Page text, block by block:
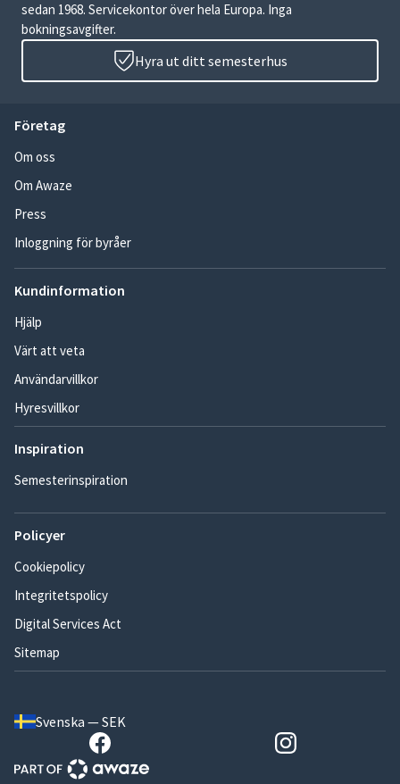
sedan 1968. Servicekontor över hela Europa. Inga
bokningsavgifter.
Hyra ut ditt semesterhus
Företag
Om oss
Om Awaze
Press
Inloggning för byråer
Kundinformation
Hjälp
Värt att veta
Användarvillkor
Hyresvillkor
Inspiration
Semesterinspiration
Policyer
Cookiepolicy
Integritetspolicy
Digital Services Act
Sitemap
Svenska — SEK